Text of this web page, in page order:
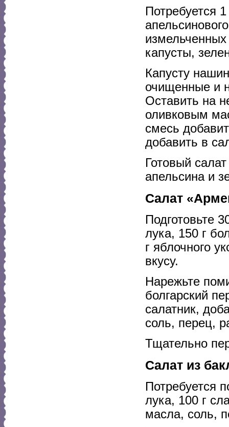
Потребуется
измельченных
капусты,
Капусту
очищенные и
Оставить на
оливковым
смесь
добавить в
Готовый
апельсина и
Салат
Подготовьте
лука, 150 г
г яблочного
вкусу.
Нарежьте
болгарский
салатник,
соль, перец,
Тщательно
Салат из
Потребуется
лука, 100 г
масла, соль,